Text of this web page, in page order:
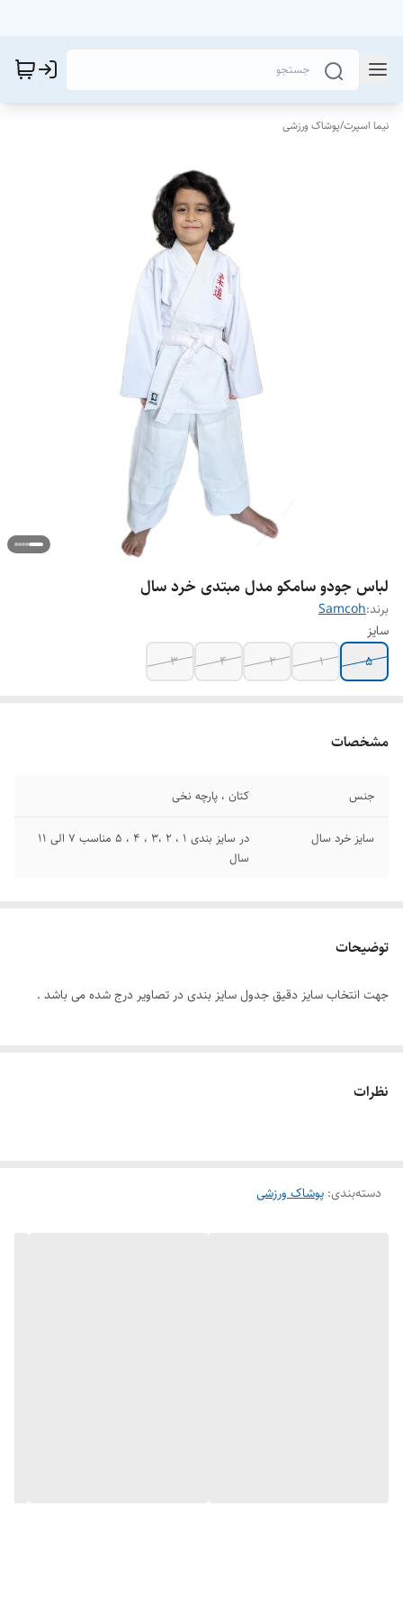
نیما اسپرت/پوشاک ورزشی
لباس جودو سامکو مدل مبتدی خرد سال
برند:Samcoh
سایز
5
1
2
4
3
مشخصات
جنس کتان ، پارچه نخی
سایز خرد سال
در سایز بندی 1 ، 2 ،3 ، 4 ، 5 مناسب 7 الی 11
سال
توضیحات
جهت انتخاب سایز دقیق جدول سایز بندی در تصاویر درج شده می باشد .
نظرات
دسته‌بندی: پوشاک ورزشی